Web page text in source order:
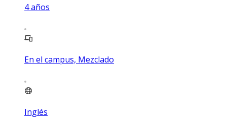
4años
En el campus, Mezclado
Inglés